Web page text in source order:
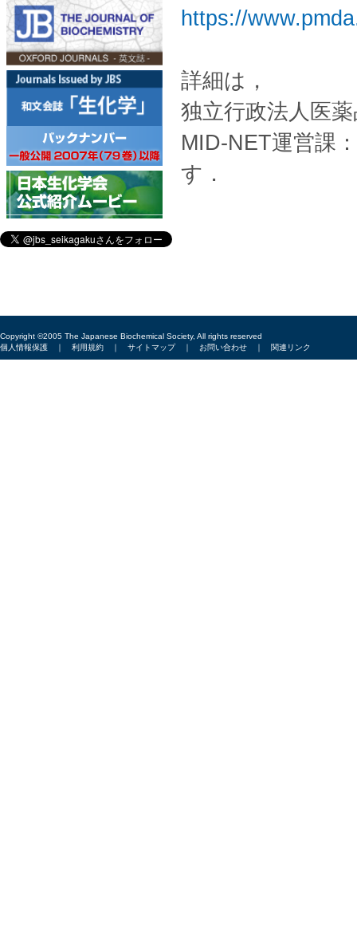
https://
詳細は，
独立行政法人医
MID-NET運営課
す．
Copyright ©2005 The Japanese Biochemical Society, All rights reserved
個人情報保護 ｜ 利用規約 ｜ サイトマップ｜ お問い合わせ ｜ 関連リンク